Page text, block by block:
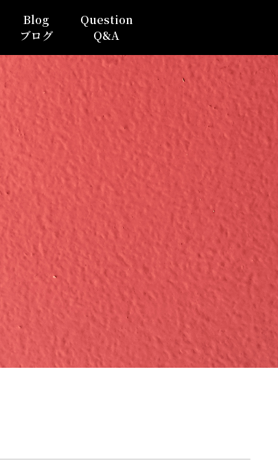
Blog
ブログ
Question
Q&A